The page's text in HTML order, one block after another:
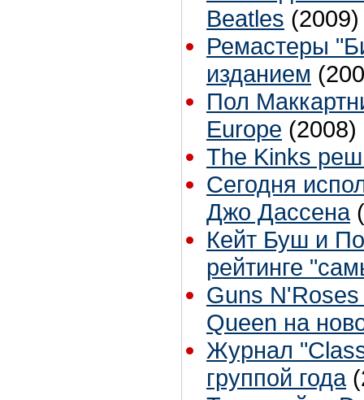
Beatles (2009)
Ремастеры
изданием
Пол
Europe (2008)
The Kinks
Сегодня
Джо Дассена
Кейт Буш и
рейтинге
Guns N'Roses
Queen на
Журнал
группой года